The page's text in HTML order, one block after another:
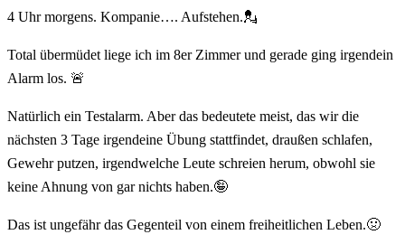
4 Uhr morgens. Kompanie…. Aufstehen.💂
Total übermüdet liege ich im 8er Zimmer und gerade ging irgendein
Alarm los. 🚨
Natürlich ein Testalarm. Aber das bedeutete meist, das wir die
nächsten 3 Tage irgendeine Übung stattfindet, draußen schlafen,
Gewehr putzen, irgendwelche Leute schreien herum, obwohl sie
keine Ahnung von gar nichts haben.🤪
Das ist ungefähr das Gegenteil von einem freiheitlichen Leben.🤢